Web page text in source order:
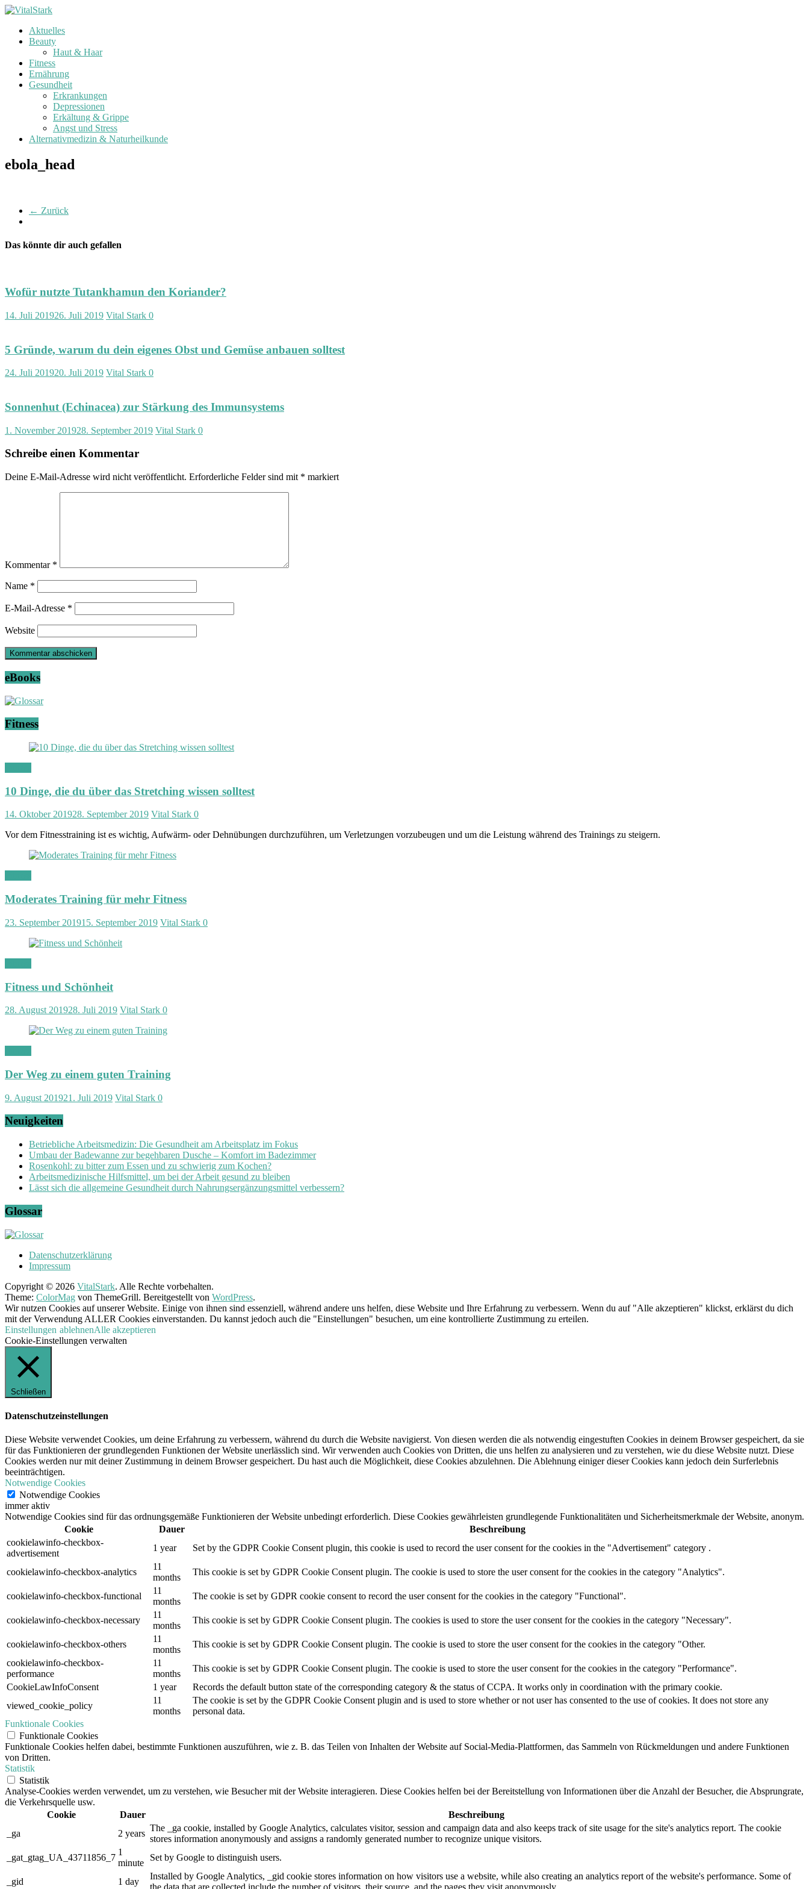
Zum
springen
h
e
F
t
s
|
t
a
i
ä
Aktuelles
Beauty
Haut & Haar
Fitness
Ernährung
Gesundheit
Erkrankungen
Depressionen
Erkältung & Grippe
Angst und Stress
Alternativmedizin & Naturheilkunde
ebola_head
← Zurück
Das könnte dir auch gefallen
Wofür nutzte Tutankhamun den Koriander?
14. Juli 201926. Juli 2019 Vital Stark 0
5 Gründe, warum du dein eigenes Obst und Gemüse anbauen solltest
24. Juli 201920. Juli 2019 Vital Stark 0
Sonnenhut (Echinacea) zur Stärkung des Immunsystems
1. November 201928. September 2019 Vital Stark 0
Schreibe einen Kommentar
Deine E-Mail-Adresse wird nicht veröffentlicht. Erforderliche Felder sind mit * markiert
Kommentar *
Name *
E-Mail-Adresse *
Website
eBooks
Fitness
10 Dinge, die du über das Stretching wissen solltest
14. Oktober 201928. September 2019 Vital Stark 0
Vor dem Fitnesstraining ist es wichtig, Aufwärm- oder Dehnübungen durchzuführen, um Verletzungen vorzubeugen und um die Leistung während des Trainings zu steigern.
Moderates Training für mehr Fitness
23. September 201915. September 2019 Vital Stark 0
Fitness und Schönheit
28. August 201928. Juli 2019 Vital Stark 0
Der Weg zu einem guten Training
9. August 201921. Juli 2019 Vital Stark 0
Neuigkeiten
Betriebliche Arbeitsmedizin: Die Gesundheit am Arbeitsplatz im Fokus
Umbau der Badewanne zur begehbaren Dusche – Komfort im Badezimmer
Rosenkohl: zu bitter zum Essen und zu schwierig zum Kochen?
Arbeitsmedizinische Hilfsmittel, um bei der Arbeit gesund zu bleiben
Lässt sich die allgemeine Gesundheit durch Nahrungsergänzungsmittel verbessern?
Glossar
Datenschutzerklärung
Impressum
Copyright © 2026 VitalStark. Alle Rechte vorbehalten.
Theme: ColorMag von ThemeGrill. Bereitgestellt von WordPress.
Wir nutzen Cookies auf unserer Website. Einige von ihnen sind essenziell, während andere uns helfen, diese Website und Ihre Erfahrung zu verbessern. Wenn du auf "Alle akzeptieren" klickst, erklärst du dich
mit der Verwendung ALLER Cookies einverstanden. Du kannst jedoch auch die "Einstellungen" besuchen, um eine kontrollierte Zustimmung zu erteilen.
Einstellungen ablehnenAlle akzeptieren
Cookie-Einstellungen verwalten
Schließen
Datenschutzeinstellungen
Diese Website verwendet Cookies, um deine Erfahrung zu verbessern, während du durch die Website navigierst. Von diesen werden die als notwendig eingestuften Cookies in deinem Browser gespeichert, da sie
für das Funktionieren der grundlegenden Funktionen der Website unerlässlich sind. Wir verwenden auch Cookies von Dritten, die uns helfen zu analysieren und zu verstehen, wie du diese Website nutzt. Diese
Cookies werden nur mit deiner Zustimmung in deinem Browser gespeichert. Du hast auch die Möglichkeit, diese Cookies abzulehnen. Die Ablehnung einiger dieser Cookies kann jedoch dein Surferlebnis
beeinträchtigen.
Notwendige Cookies
Notwendige Cookies
immer aktiv
Notwendige Cookies sind für das ordnungsgemäße Funktionieren der Website unbedingt erforderlich. Diese Cookies gewährleisten grundlegende Funktionalitäten und Sicherheitsmerkmale der Website, anonym.
Cookie
Dauer
Beschreibung
cookielawinfo-checkbox-
advertisement
1 year Set by the GDPR Cookie Consent plugin, this cookie is used to record the user consent for the cookies in the "Advertisement" category .
cookielawinfo-checkbox-analytics
11
months
This cookie is set by GDPR Cookie Consent plugin. The cookie is used to store the user consent for the cookies in the category "Analytics".
cookielawinfo-checkbox-functional
11
months
The cookie is set by GDPR cookie consent to record the user consent for the cookies in the category "Functional".
cookielawinfo-checkbox-necessary
11
months
This cookie is set by GDPR Cookie Consent plugin. The cookies is used to store the user consent for the cookies in the category "Necessary".
cookielawinfo-checkbox-others
11
months
This cookie is set by GDPR Cookie Consent plugin. The cookie is used to store the user consent for the cookies in the category "Other.
cookielawinfo-checkbox-
performance
11
months
This cookie is set by GDPR Cookie Consent plugin. The cookie is used to store the user consent for the cookies in the category "Performance".
CookieLawInfoConsent
1 year
Records the default button state of the corresponding category & the status of CCPA. It works only in coordination with the primary cookie.
viewed_cookie_policy
11
months
The cookie is set by the GDPR Cookie Consent plugin and is used to store whether or not user has consented to the use of cookies. It does not store any
personal data.
Funktionale Cookies
Funktionale Cookies
Funktionale Cookies helfen dabei, bestimmte Funktionen auszuführen, wie z. B. das Teilen von Inhalten der Website auf Social-Media-Plattformen, das Sammeln von Rückmeldungen und andere Funktionen
von Dritten.
Statistik
Statistik
Analyse-Cookies werden verwendet, um zu verstehen, wie Besucher mit der Website interagieren. Diese Cookies helfen bei der Bereitstellung von Informationen über die Anzahl der Besucher, die Absprungrate,
die Verkehrsquelle usw.
Cookie
Dauer
Beschreibung
_ga
2 years
The _ga cookie, installed by Google Analytics, calculates visitor, session and campaign data and also keeps track of site usage for the site's analytics report. The cookie
stores information anonymously and assigns a randomly generated number to recognize unique visitors.
_gat_gtag_UA_43711856_7
1
minute
Set by Google to distinguish users.
_gid 1 day
Installed by Google Analytics, _gid cookie stores information on how visitors use a website, while also creating an analytics report of the website's performance. Some of